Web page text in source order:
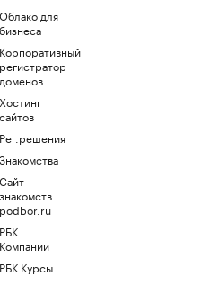
Облако для
бизнеса
Корпоративный
регистратор
доменов
Хостинг
сайтов
Рег.решения
Знакомства
Сайт
знакомств
podbor.ru
РБК
Компании
РБК Курсы